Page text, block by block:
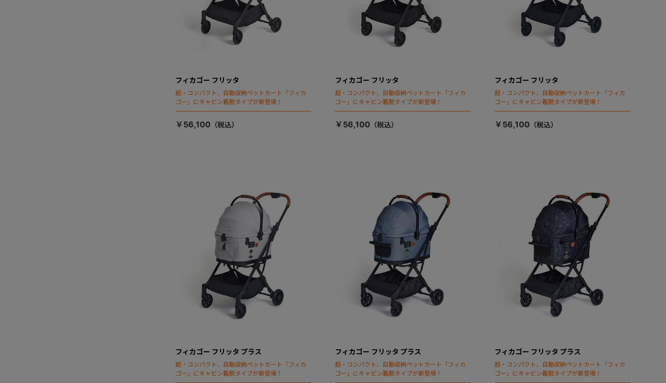
フィカゴー フリッタ
超・コンパクト、自動収納ペットカート「フィカ
ゴー」にキャビン着脱タイプが新登場！
￥56,100
フィカゴー フリッタ
超・コンパクト、自動収納ペットカート「フィカ
ゴー」にキャビン着脱タイプが新登場！
￥56,100
フィカゴー フリッタ
超・コンパクト、自動収納ペットカート「フィカ
ゴー」にキャビン着脱タイプが新登場！
￥56,100
フィカゴー フリッタ プラス
超・コンパクト、自動収納ペットカート「フィカ
ゴー」にキャビン着脱タイプが新登場！
フィカゴー フリッタ プラス
超・コンパクト、自動収納ペットカート「フィカ
ゴー」にキャビン着脱タイプが新登場！
フィカゴー フリッタ プラス
超・コンパクト、自動収納ペットカート「フィカ
ゴー」にキャビン着脱タイプが新登場！